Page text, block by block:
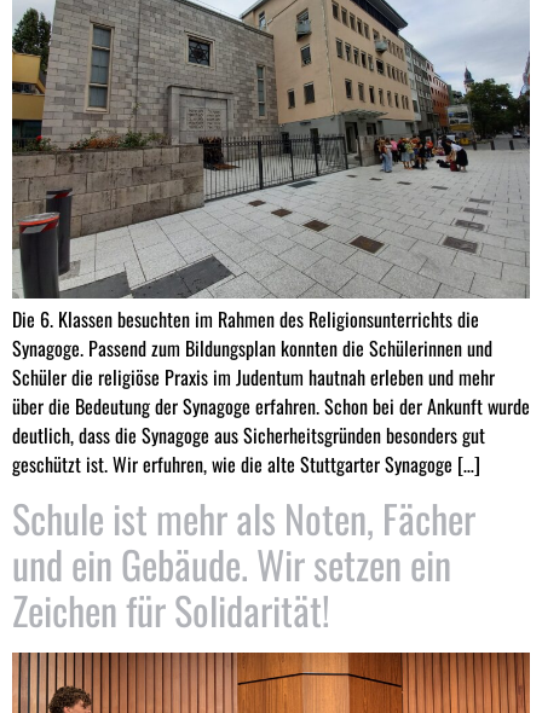
Die 6. Klassen besuchten im Rahmen des Religionsunterrichts die
Synagoge. Passend zum Bildungsplan konnten die Schülerinnen und
Schüler die religiöse Praxis im Judentum hautnah erleben und mehr
über die Bedeutung der Synagoge erfahren. Schon bei der Ankunft wurde
deutlich, dass die Synagoge aus Sicherheitsgründen besonders gut
geschützt ist. Wir erfuhren, wie die alte Stuttgarter Synagoge […]
Schule ist mehr als Noten, Fächer
und ein Gebäude. Wir setzen ein
Zeichen für Solidarität!